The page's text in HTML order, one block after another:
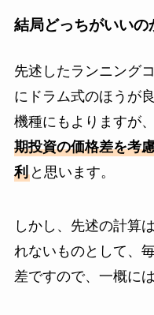
結局どっちがいいの
先述したランニング
にドラム式のほうが
機種にもよりますが、
期投資の価格差を考
利と思います。
しかし、先述の計算
れないものとして、
差ですので、一概に